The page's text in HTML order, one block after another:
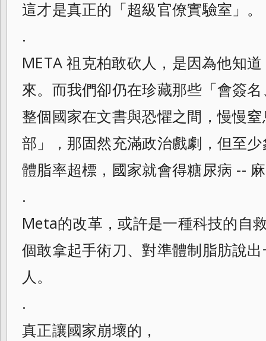
這才是真正的「超級官僚實驗室」。
.
META 祖克柏敢砍人，是因為他知
來。而我們卻仍在珍藏那些「會簽
整個國家在文書與恐懼之間，慢慢
部」，那固然充滿政治戲劇，但至
體脂率超標，國家就會得糖尿病 --
.
Meta的改革，或許是一種科技的自
個敢拿起手術刀、對準體制脂肪說
人。
.
真正讓國家崩壞的，